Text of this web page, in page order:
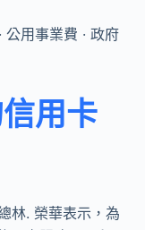
公用事業費 · 政府
用卡
林. 榮華表示，為